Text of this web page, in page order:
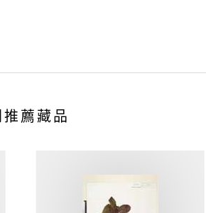
薦藏品